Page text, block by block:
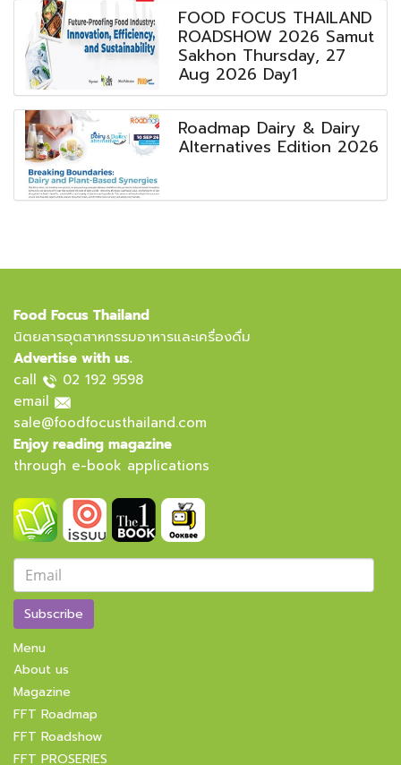
FOOD FOCUS THAILAND
ROADSHOW 2026 Samut
Sakhon Thursday, 27
Aug 2026 Day1
Roadmap Dairy & Dairy
Alternatives Edition 2026
Food Focus Thailand
นิตยสารอุตสาหกรรมอาหารและเครื่องดื่ม
Advertise with us.
call
02 192 9598
email
sale@foodfocusthailand.com
Enjoy reading magazine
through e-book applications
Subscribe
Menu
About us
Magazine
FFT Roadmap
FFT Roadshow
FFT PROSERIES